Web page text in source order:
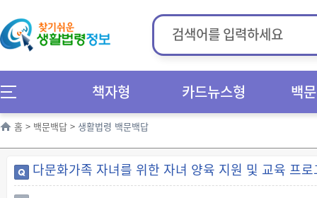
책자형 카드뉴스형 백
홈 > 백문백답 > 생활법령 백문백답
다문화가족 자녀를 위한 자녀 양육 지원 및 교육 프